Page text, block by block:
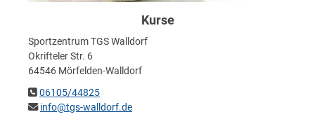
Kurse
Sportzentrum TGS Walldorf
Okrifteler Str. 6
64546 Mörfelden-Walldorf
06105/44825
info@tgs-walldorf.de